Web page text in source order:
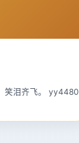
笑泪齐飞。 yy4480